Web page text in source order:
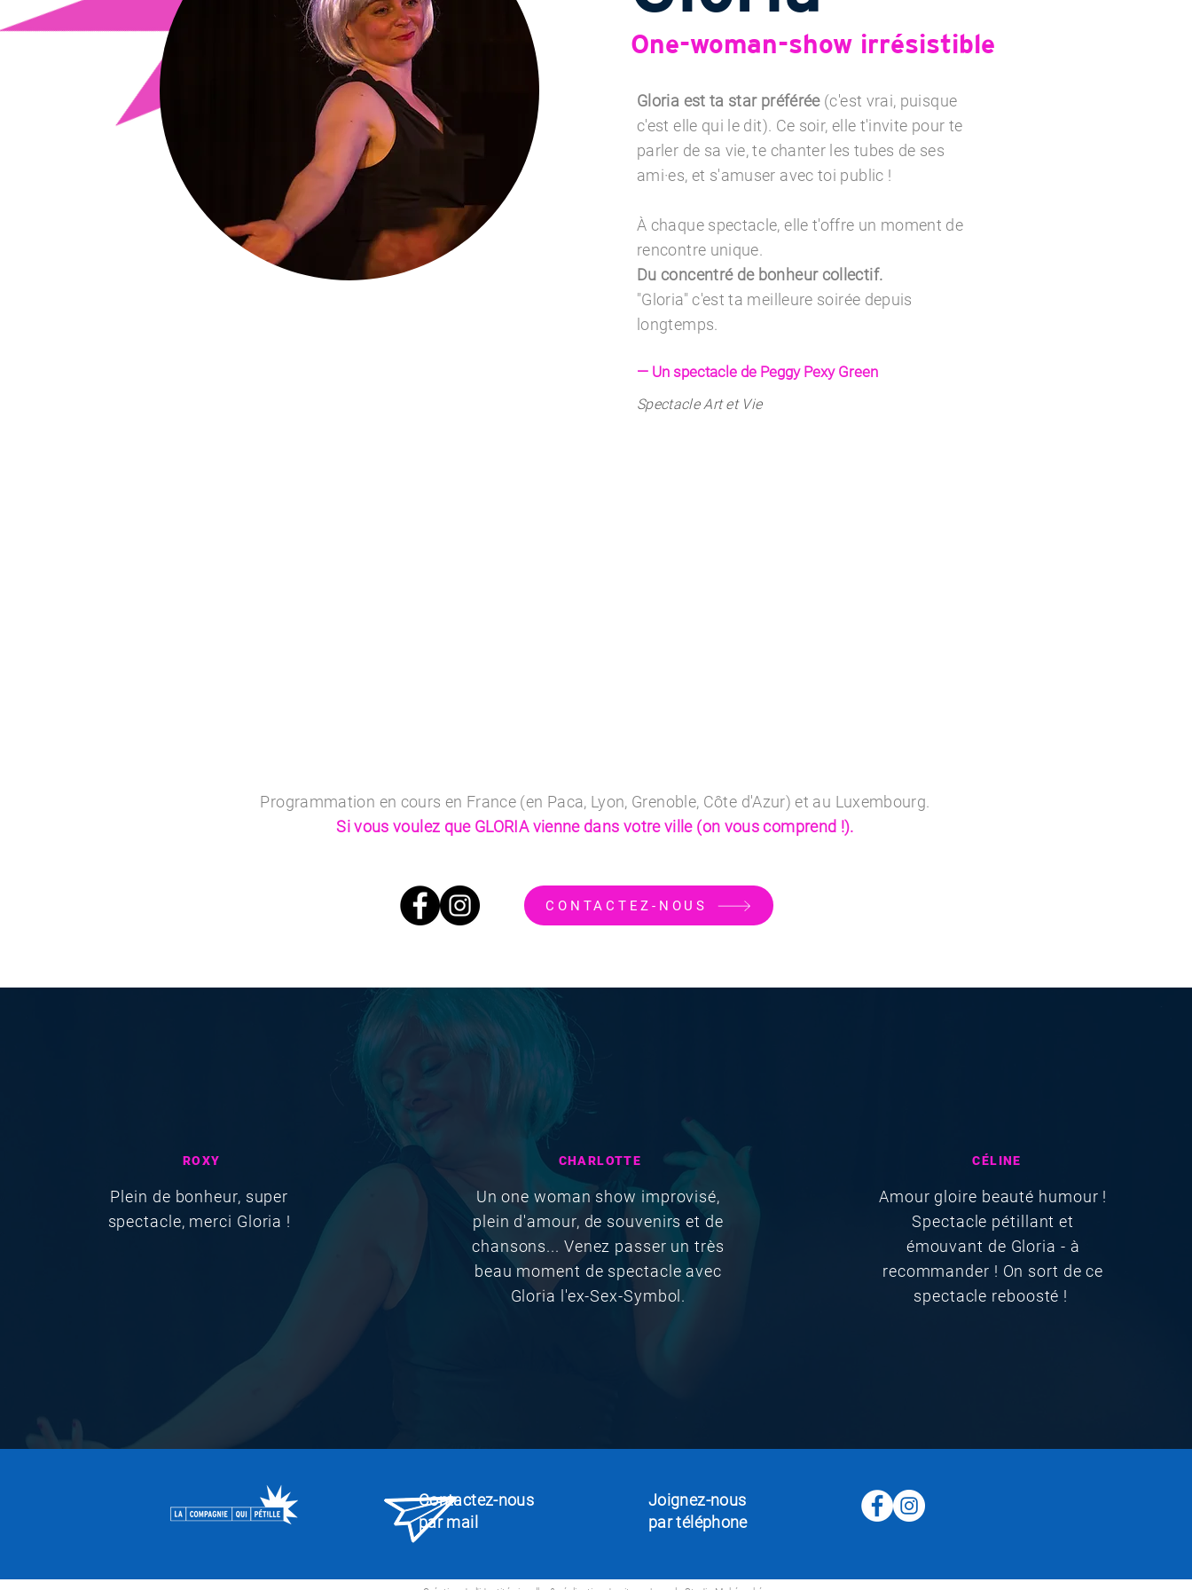
One-woman-show irrésistible
Gloria est ta star préférée (c'est vrai, puisque
c'est elle qui le dit). Ce soir, elle t'invite pour te
parler de sa vie, te chanter les tubes de ses
ami·es, et s'amuser avec toi public !
À chaque spectacle, elle t'offre un moment de
rencontre unique.
Du concentré de bonheur collectif.
"Gloria" c'est ta meilleure soirée depuis
longtemps.
— Un spectacle de ​Peggy Pexy Green
Spectacle Art et Vie
Programmation en cours en France (en Paca, Lyon, Grenoble, Côte d'Azur) et au Luxembourg.
Si vous voulez que GLORIA vienne dans votre ville (on vous comprend !).​
CONTACTEZ-NOUS
ROXY
Plein de bonheur, super
spectacle, merci Gloria !
CHARLOTTE
Un one woman show improvisé,
plein d'amour, de souvenirs et de
chansons... Venez passer un très
beau moment de spectacle avec
Gloria l'ex-Sex-Symbol.
CÉLINE
Amour gloire beauté humour !
Spectacle pétillant et
émouvant de Gloria - à
recommander ! On sort de ce
spectacle reboosté !
Contactez-nous
par mail
Joignez-nous
par téléphone